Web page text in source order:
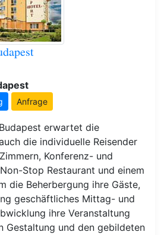
Anfrage
erwartet die
die individuelle Reisender
Konferenz- und
Stop Restaurant und einem
die Beherbergung ihre Gäste,
geschäftliches Mittag- und
ihre Veranstaltung
Gestaltung und den gebildeten